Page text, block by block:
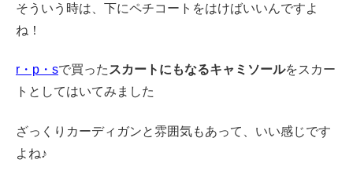
そういう時は、下にペチコートをはけばいいんですよ
ね！
r・p・sで買ったスカートにもなるキャミソールをスカー
トとしてはいてみました
ざっくりカーディガンと雰囲気もあって、いい感じです
よね♪